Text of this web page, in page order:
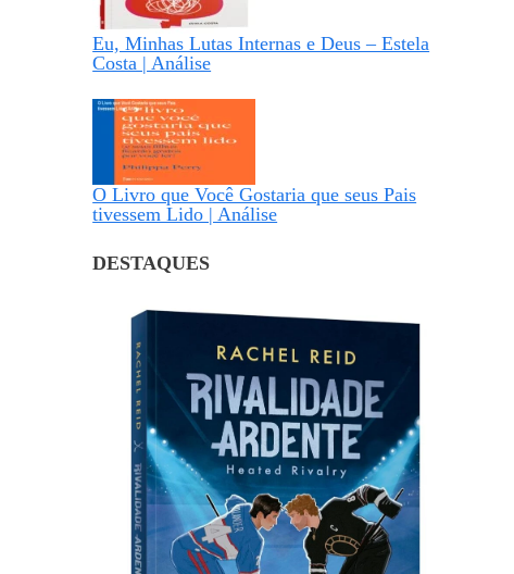
Eu, Minhas Lutas Internas e Deus – Estela
Costa | Análise
O Livro que Você Gostaria que seus Pais
tivessem Lido | Análise
DESTAQUES